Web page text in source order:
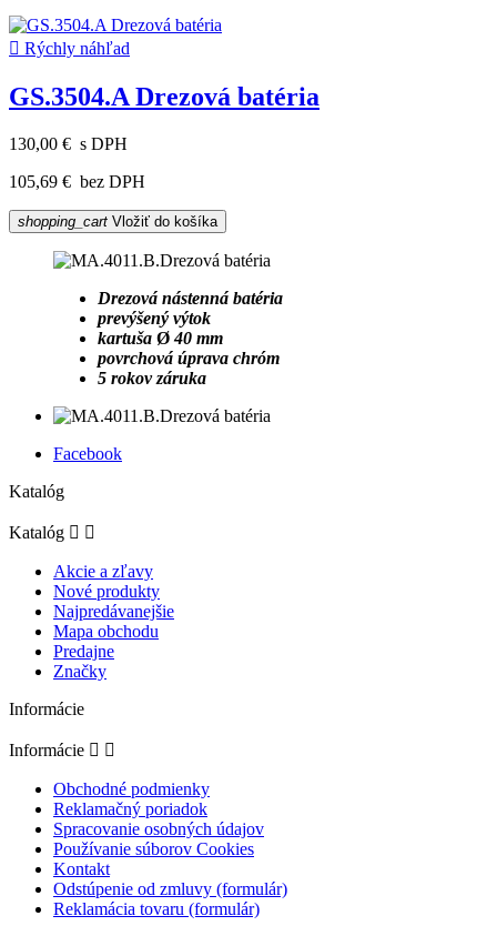
 Rýchly náhľad
GS.3504.A Drezová batéria
130,00 € s DPH
105,69 € bez DPH
shopping_cart Vložiť do košíka
Drezová nástenná batéria
prevýšený výtok
kartuša Ø 40 mm
povrchová úprava chróm
5 rokov záruka
Facebook
Katalóg
Katalóg  
Akcie a zľavy
Nové produkty
Najpredávanejšie
Mapa obchodu
Predajne
Značky
Informácie
Informácie  
Obchodné podmienky
Reklamačný poriadok
Spracovanie osobných údajov
Používanie súborov Cookies
Kontakt
Odstúpenie od zmluvy (formulár)
Reklamácia tovaru (formulár)